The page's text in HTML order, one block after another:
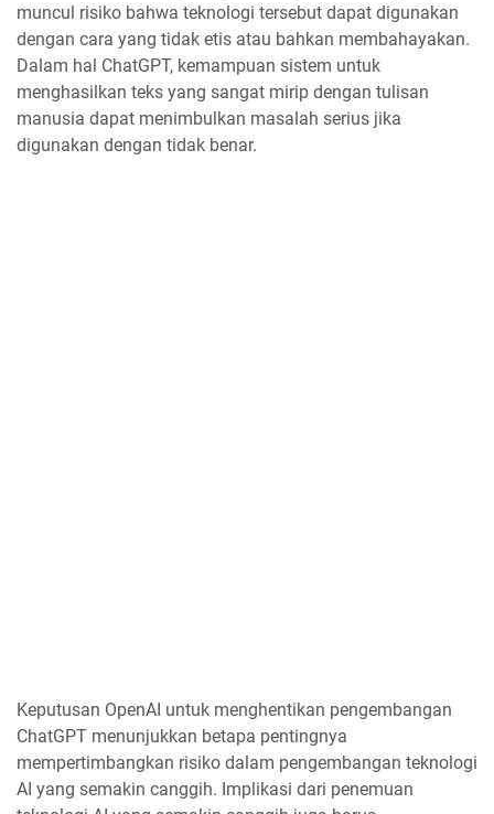
muncul risiko bahwa teknologi tersebut dapat digunakan
dengan cara yang tidak etis atau bahkan membahayakan.
Dalam hal ChatGPT, kemampuan sistem untuk
menghasilkan teks yang sangat mirip dengan tulisan
manusia dapat menimbulkan masalah serius jika
digunakan dengan tidak benar.
Keputusan OpenAI untuk menghentikan pengembangan
ChatGPT menunjukkan betapa pentingnya
mempertimbangkan risiko dalam pengembangan teknologi
AI yang semakin canggih. Implikasi dari penemuan